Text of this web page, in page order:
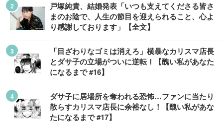
戸塚純貴、結婚発表「いつも支えてくださる皆さ
まのお陰で、人生の節目を迎えられること、心よ
り感謝しております」【全文】
「目ざわりなゴミは消えろ」横暴なカリスマ店長
とダサ子の立場がついに逆転！【醜い私があなた
になるまで #16】
ダサ子に居場所を奪われる恐怖…ファンに当たり
散らすカリスマ店長に余裕なし！【醜い私があな
たになるまで #17】